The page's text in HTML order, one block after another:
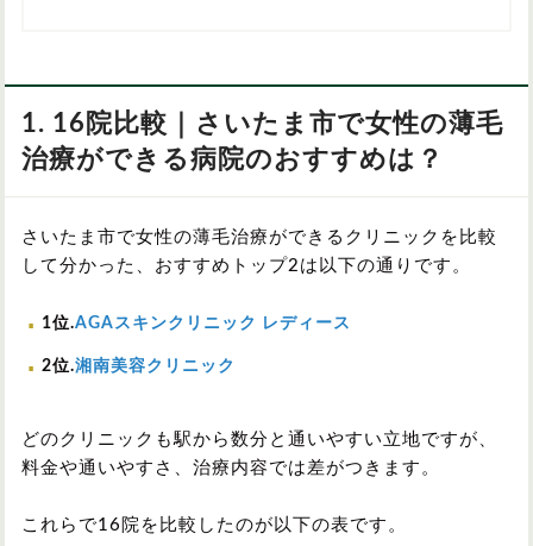
1. 16院比較｜さいたま市で女性の薄毛
治療ができる病院のおすすめは？
さいたま市で女性の薄毛治療ができるクリニックを比較
して分かった、おすすめトップ2は以下の通りです。
1位.AGAスキンクリニック レディース
2位.湘南美容クリニック
どのクリニックも駅から数分と通いやすい立地ですが、
料金や通いやすさ、治療内容では差がつきます。
これらで16院を比較したのが以下の表です。